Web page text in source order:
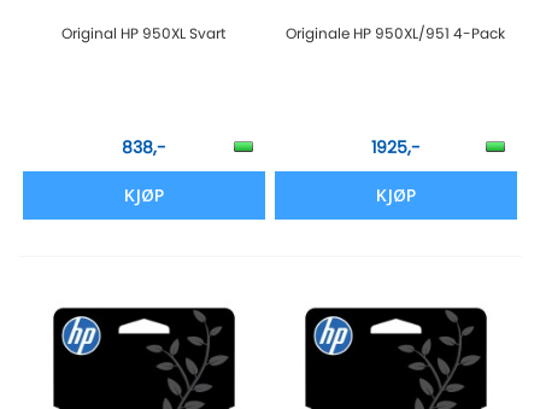
Original HP 950XL Svart
838,-
KJØP
Originale HP 950XL/951 4-Pack
1925,-
KJØP